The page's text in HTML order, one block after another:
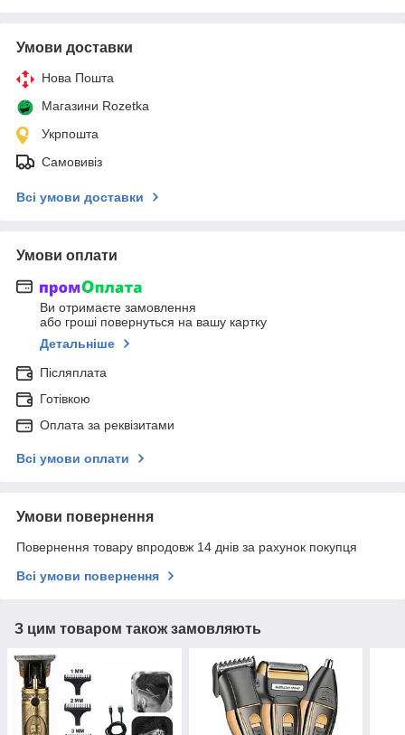
Умови доставки
Нова Пошта
Магазини Rozetka
Укрпошта
Самовивіз
Всі умови доставки
Умови оплати
Ви отримаєте замовлення
або гроші повернуться на вашу картку
Детальніше
Післяплата
Готівкою
Оплата за реквізитами
Всі умови оплати
Умови повернення
Повернення товару впродовж 14 днів за рахунок покупця
Всі умови повернення
З цим товаром також замовляють